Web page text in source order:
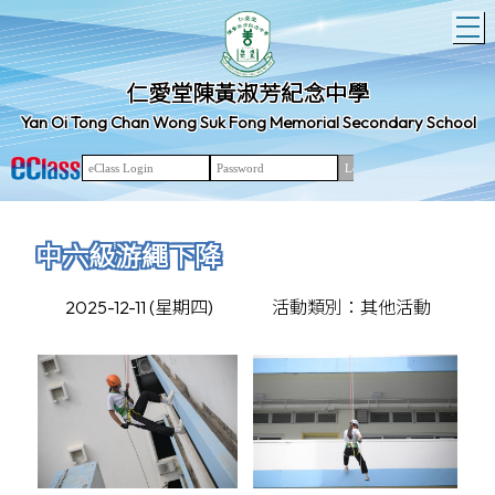
仁愛堂陳黃淑芳紀念中學
Yan Oi Tong Chan Wong Suk Fong Memorial Secondary School
中六級游繩下降
2025-12-11 (星期四) 活動類別：其他活動